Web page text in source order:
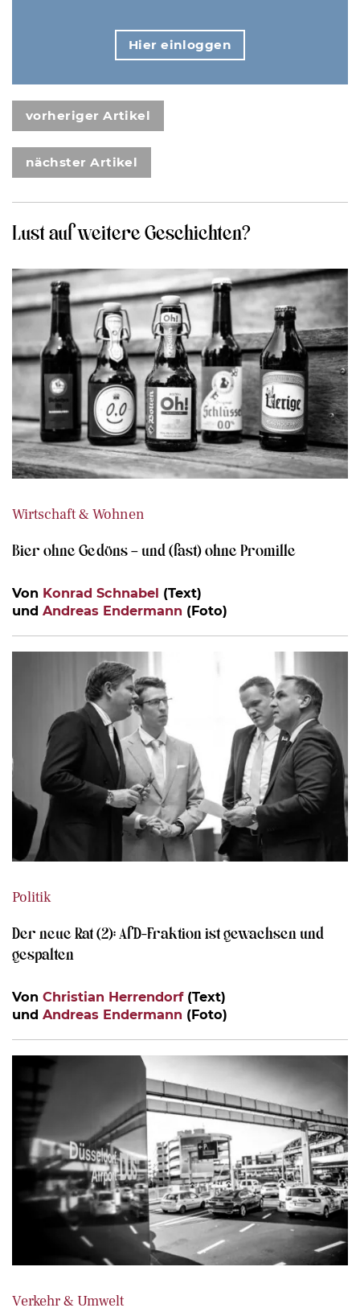
Hier einloggen
vorheriger Artikel
nächster Artikel
Lust auf weitere Geschichten?
Wirtschaft & Wohnen
Bier ohne Gedöns – und (fast) ohne Promille
Von Konrad Schnabel (Text)
und Andreas Endermann (Foto)
Politik
Der neue Rat (2): AfD-Fraktion ist gewachsen und
gespalten
Von Christian Herrendorf(Text)
und Andreas Endermann (Foto)
Verkehr & Umwelt